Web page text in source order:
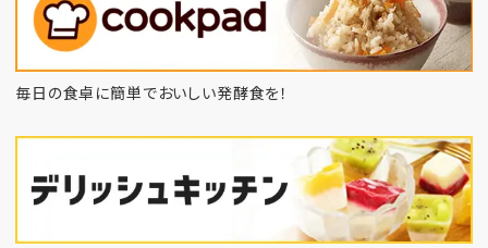
毎日の食卓に簡単でおいしい発酵食を！